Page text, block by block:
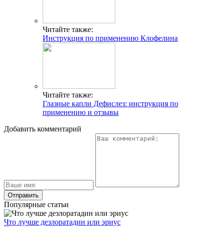
Читайте также:
Инструкция по применению Клофелина
Читайте также:
Глазные капли Дефислез: инструкция по
применению и отзывы
Добавить комментарий
Популярные статьи
Что лучше дезлоратадин или эриус